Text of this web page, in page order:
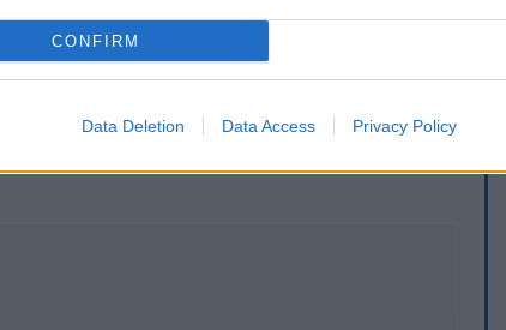
CONFIRM
Data Deletion Data Access Privacy Policy
13, 2026
ΕΘΝΟΣ θα παρεμβαίνει και τα προσβλητικά σχόλια θα